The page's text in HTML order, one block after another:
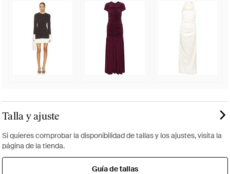
Talla y ajuste
Si quieres comprobar la disponibilidad de tallas y los ajustes, visita la
página de la tienda.
Guía de tallas